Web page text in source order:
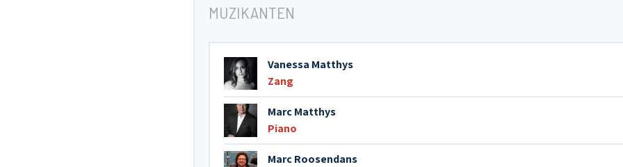
11. Andante Semplice
MUZIKANTEN
Vanessa Matthys
Zang
Marc Matthys
Piano
Marc Roosendans